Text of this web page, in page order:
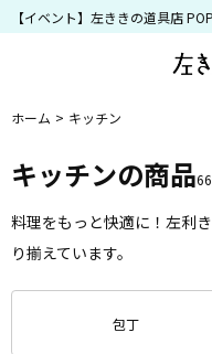
【イベント】左ききの道具店
ホーム キッチン
キッチンの商品66
料理をもっと快適に！左利
り揃えています。
包丁